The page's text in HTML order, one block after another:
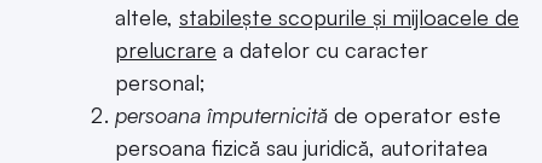
altele, stabilește scopurile și mijloacele de
prelucrare a datelor cu caracter
personal;
persoana împuternicită de operator este
persoana fizică sau juridică, autoritatea